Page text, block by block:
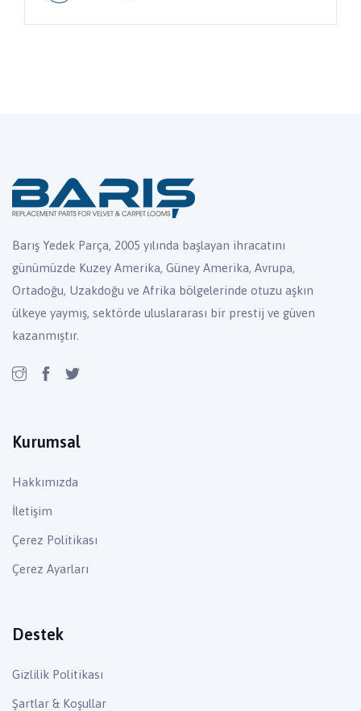
Barış Yedek Parça, 2005 yılında başlayan ihracatını
günümüzde Kuzey Amerika, Güney Amerika, Avrupa,
Ortadoğu, Uzakdoğu ve Afrika bölgelerinde otuzu aşkın
ülkeye yaymış, sektörde uluslararası bir prestij ve güven
kazanmıştır.
Kurumsal
Hakkımızda
İletişim
Çerez Politikası
Çerez Ayarları
Destek
Gizlilik Politikası
Şartlar & Koşullar